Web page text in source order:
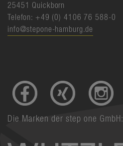
25451 Quickborn
Telefon: +49 (0) 4106 76 588-0
info@stepone-hamburg.de
Die Marken der step one GmbH: